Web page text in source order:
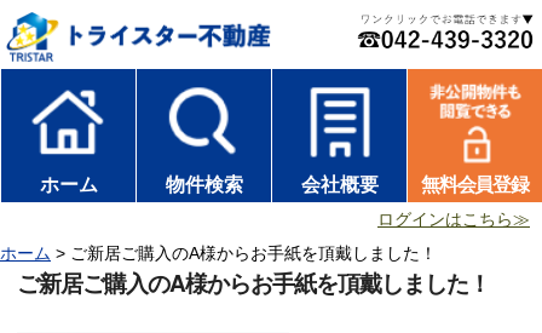
ホーム 物件検索 会社概要 無料会員登録
ログインはこちら≫
ホーム > ご新居ご購入のA様からお手紙を頂戴しました！
ご新居ご購入のA様からお手紙を頂戴しました！